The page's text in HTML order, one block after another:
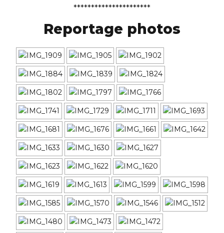
**********************
Reportage photos